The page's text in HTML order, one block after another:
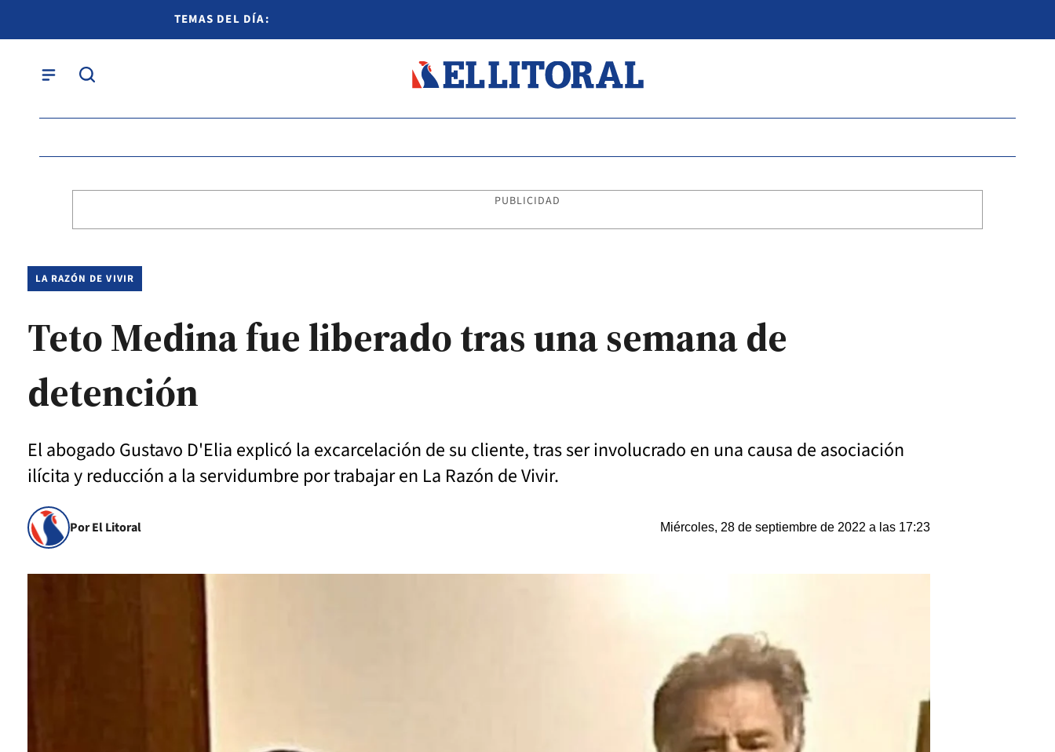
TEMAS DEL DÍA:
PUBLICIDAD
LA RAZÓN DE VIVIR
Teto Medina fue liberado tras una semana de
detención
El abogado Gustavo D'Elia explicó la excarcelación de su cliente, tras ser involucrado en una causa de asociación
ilícita y reducción a la servidumbre por trabajar en La Razón de Vivir.
Por El Litoral Miércoles, 28 de septiembre de 2022 a las 17:23